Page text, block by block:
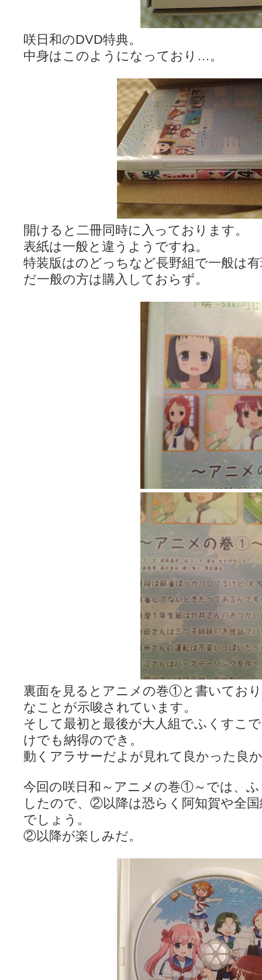
咲日和のDVD特典。
中身はこのようになっており…。
開けると二冊同時に入っております。
表紙は一般と違うようですね。
特装版はのどっちなど長野組で一般は
だ一般の方は購入しておらず。
裏面を見るとアニメの巻①と書いてお
なことが示唆されています。
そして最初と最後が大人組でふくすこ
けでも納得のでき。
動くアラサーだよが見れて良かった良
今回の咲日和～アニメの巻①～では、
したので、②以降は恐らく阿知賀や全
でしょう。
②以降が楽しみだ。